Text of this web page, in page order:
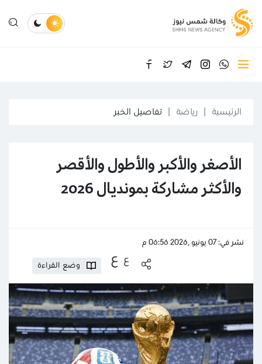
الرئيسية رياضة تفاصيل الخبر
الأصغر والأكبر والأطول والأقصر
والأكثر مشاركة بمونديال 2026
نشر في: 07 يونيو ,2026 06:56 م
ع ع
وضع القراءة